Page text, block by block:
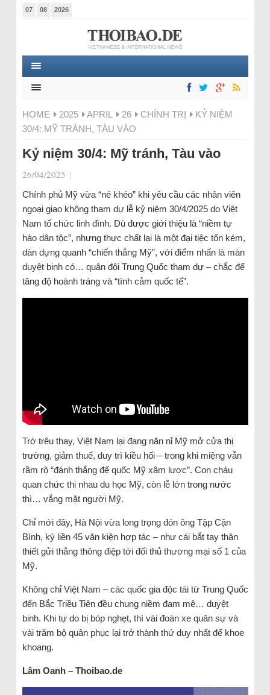
07 08 2026
HOME 2025 APRIL 26 CHÍNH TRỊ
KỶ NIỆM
30/4: MỸ TRÁNH, TÀU VÀO
Kỷ niệm 30/4: Mỹ tránh, Tàu vào
26/04/2025 |
Chính phủ Mỹ vừa “né khéo” khi yêu cầu các nhân viên
ngoại giao không tham dự lễ kỷ niệm 30/4/2025 do Việt
Nam tổ chức linh đình. Dù được giới thiệu là “niềm tự
hào dân tộc”, nhưng thực chất lại là một đại tiệc tốn kém,
dàn dựng quanh “chiến thắng Mỹ”, với điểm nhấn là màn
duyệt binh có… quân đội Trung Quốc tham dự – chắc để
tăng độ hoành tráng và “tình cảm quốc tế”.
Trớ trêu thay, Việt Nam lại đang năn nỉ Mỹ mở cửa thị
trường, giảm thuế, duy trì kiều hối – trong khi miệng vẫn
rầm rộ “đánh thắng đế quốc Mỹ xâm lược”. Con cháu
quan chức thi nhau du học Mỹ, còn lễ lớn trong nước
thì… vắng mặt người Mỹ.
Chỉ mới đây, Hà Nội vừa long trọng đón ông Tập Cận
Bình, ký liền 45 văn kiện hợp tác – như cái bắt tay thân
thiết gửi thẳng thông điệp tới đối thủ thương mại số 1 của
Mỹ.
Không chỉ Việt Nam – các quốc gia độc tài từ Trung Quốc
đến Bắc Triều Tiên đều chung niềm đam mê… duyệt
binh. Khi tự do bị bóp nghẹt, thì vài đoàn xe quân sự và
vài trăm bộ quân phục lại trở thành thứ duy nhất để khoe
khoang.
Lâm Oanh – Thoibao.de